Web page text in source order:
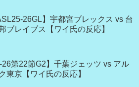
26GL】宇都宮ブレックス vs 台
ブレイブス【ワイ氏の反応】
26第22節G2】千葉ジェッツ vs アル
東京【ワイ氏の反応】